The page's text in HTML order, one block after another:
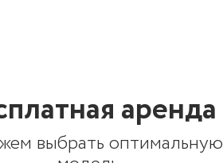
аренда
выбрать оптимальную